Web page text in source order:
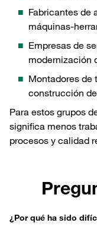
Fabricantes de
máquinas-
Empresas de
modernización
Montadores de
construcción
Para estos grupos
significa menos
procesos y calidad
¿Por qué ha sido